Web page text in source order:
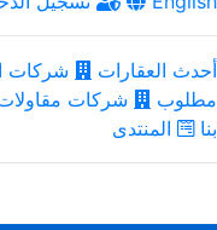
أحدث العقارات شركات
مطلوب
شركات
بنا
المنتدى